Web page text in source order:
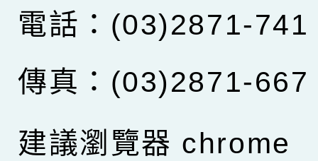
電話：(03)2871-741
傳真：(03)2871-667
建議瀏覽器 chrome